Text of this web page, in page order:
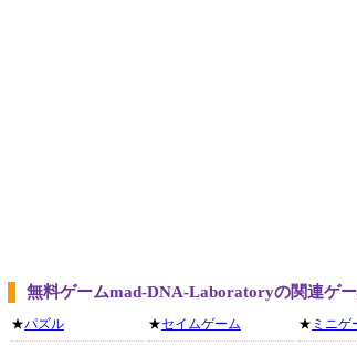
無料ゲームmad-DNA-Laboratoryの関連ゲ
★パズル ★セイムゲーム ★ ミニゲ